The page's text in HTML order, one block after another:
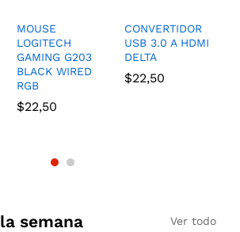
MOUSE
LOGITECH
GAMING G203
BLACK WIRED
RGB
$22,50
CONVERTIDOR
USB 3.0 A HDMI
DELTA
$22,50
semana Ver todo